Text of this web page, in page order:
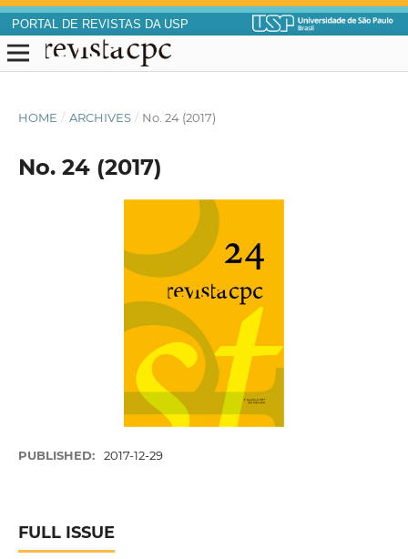
PORTAL DE REVISTAS DA USP
HOME / ARCHIVES / No. 24 (2017)
No. 24 (2017)
PUBLISHED: 2017-12-29
FULL ISSUE